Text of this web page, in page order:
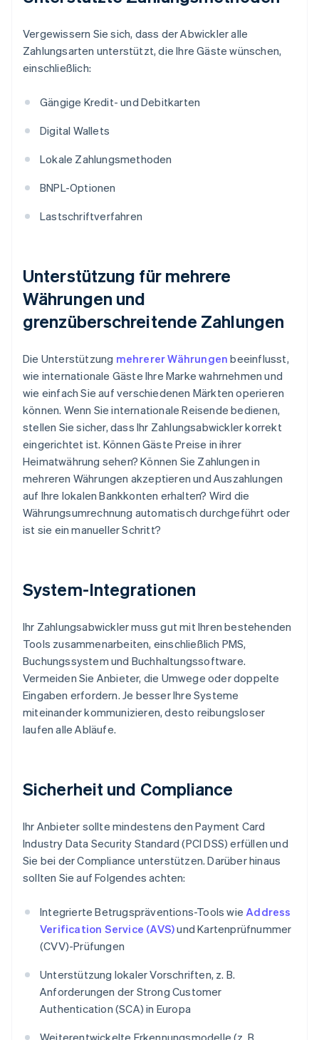
Vergewissern Sie sich, dass der Abwickler alle
Zahlungsarten unterstützt, die Ihre Gäste wünschen,
einschließlich:
Gängige Kredit- und Debitkarten
Digital Wallets
Lokale Zahlungsmethoden
BNPL-Optionen
Lastschriftverfahren
Unterstützung für mehrere
Währungen und
grenzüberschreitende Zahlungen
Die Unterstützung mehrerer Währungen beeinflusst,
wie internationale Gäste Ihre Marke wahrnehmen und
wie einfach Sie auf verschiedenen Märkten operieren
können. Wenn Sie internationale Reisende bedienen,
stellen Sie sicher, dass Ihr Zahlungsabwickler korrekt
eingerichtet ist. Können Gäste Preise in ihrer
Heimatwährung sehen? Können Sie Zahlungen in
mehreren Währungen akzeptieren und Auszahlungen
auf Ihre lokalen Bankkonten erhalten? Wird die
Währungsumrechnung automatisch durchgeführt oder
ist sie ein manueller Schritt?
System-Integrationen
Ihr Zahlungsabwickler muss gut mit Ihren bestehenden
Tools zusammenarbeiten, einschließlich PMS,
Buchungssystem und Buchhaltungssoftware.
Vermeiden Sie Anbieter, die Umwege oder doppelte
Eingaben erfordern. Je besser Ihre Systeme
miteinander kommunizieren, desto reibungsloser
laufen alle Abläufe.
Sicherheit und Compliance
Ihr Anbieter sollte mindestens den Payment Card
Industry Data Security Standard (PCI DSS) erfüllen und
Sie bei der Compliance unterstützen. Darüber hinaus
sollten Sie auf Folgendes achten:
Integrierte Betrugspräventions-Tools wieAddress
Verification Service (AVS)und Kartenprüfnummer
(CVV)-Prüfungen
Unterstützung lokaler Vorschriften, z. B.
Anforderungen der Strong Customer
Authentication (SCA) in Europa